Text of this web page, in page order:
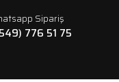
Sipariş
776 51 75